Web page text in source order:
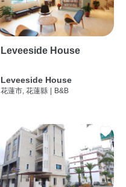
Leveeside House
Leveeside House
花蓮市, 花蓮縣 B&B